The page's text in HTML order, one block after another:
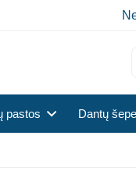
pastos Dantų